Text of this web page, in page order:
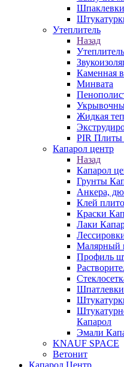
Шпаклевки
Утеплитель
Назад
Утеплитель
Каменная
Минвата
Жидкая
PIR Плиты
Капарол центр
Назад
Капарол
Грунты
Анкера,
Клей
Краски
Лаки
Малярный
Профиль
Капарол
Эмали
KNAUF SPACE
Ветонит
Капарол Центр